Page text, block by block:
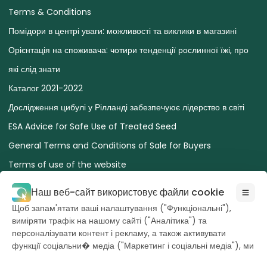
Terms & Conditions
Помідори в центрі уваги: ​​можливості та виклики в магазині
Орієнтація на споживача: чотири тенденції рослинної їжі, про
які слід знати
Каталог 2021-2022
Дослідження цибулі у Рілланді забезпечуює лідерство в світі
ESA Advice for Safe Use of Treated Seed
General Terms and Conditions of Sale for Buyers
Terms of use of the website
Усі права належать
Hazera 2026
Наш веб-сайт використовує файли cookie
Щоб запам'ятати ваші налаштування ("Функціональні"),
виміряти трафік на нашому сайті ("Аналітика") та
персоналізувати контент і рекламу, а також активувати
функції соціальни� медіа ("Маркетинг і соціальні медіа"), ми